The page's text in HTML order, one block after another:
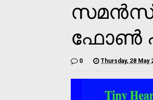
സമൻസ്
ഫോൺ
0 Thursday, 28 May